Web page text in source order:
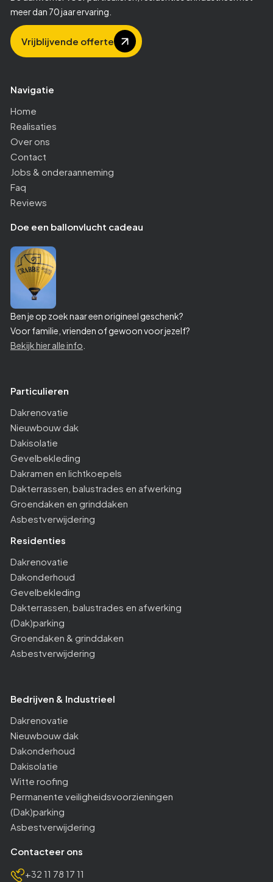
meer dan 70 jaar ervaring.
Vrijblijvende offerte
Navigatie
Home
Realisaties
Over ons
Contact
Jobs & onderaanneming
Faq
Reviews
Doe een ballonvlucht cadeau
Ben je op zoek naar een origineel geschenk?
Voor familie, vrienden of gewoon voor jezelf?
Bekijk hier alle info
Particulieren
Dakrenovatie
Nieuwbouw dak
Dakisolatie
Gevelbekleding
Dakramen en lichtkoepels
Dakterrassen, balustrades en afwerking
Groendaken en grinddaken
Asbestverwijdering
Residenties
Dakrenovatie
Dakonderhoud
Gevelbekleding
Dakterrassen, balustrades en afwerking
(Dak)parking
Groendaken & grinddaken
Asbestverwijdering
Bedrijven & Industrieel
Dakrenovatie
Nieuwbouw dak
Dakonderhoud
Dakisolatie
Witte roofing
Permanente veiligheidsvoorzieningen
(Dak)parking
Asbestverwijdering
Contacteer ons
+32 11 78 17 11